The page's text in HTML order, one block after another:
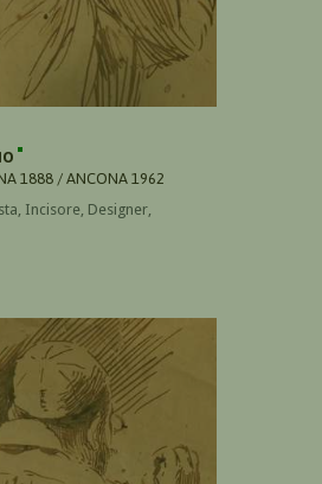
1888 / ANCONA 1962
Incisore, Designer,